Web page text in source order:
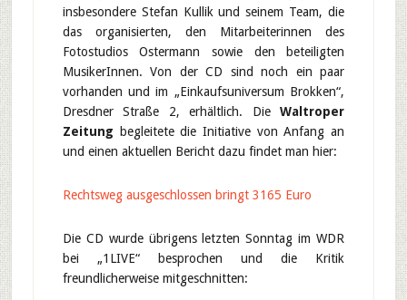
insbesondere Stefan Kullik und seinem Team, die
das organisierten, den Mitarbeiterinnen des
Fotostudios Ostermann sowie den beteiligten
MusikerInnen. Von der CD sind noch ein paar
vorhanden und im „Einkaufsuniversum Brokken“,
Dresdner Straße 2, erhältlich. DieWaltroper
Zeitung begleitete die Initiative von Anfang an
und einen aktuellen Bericht dazu findet man hier:
Rechtsweg ausgeschlossen bringt 3165 Euro
Die CD wurde übrigens letzten Sonntag im WDR
bei „1LIVE“ besprochen und die Kritik
freundlicherweise mitgeschnitten: